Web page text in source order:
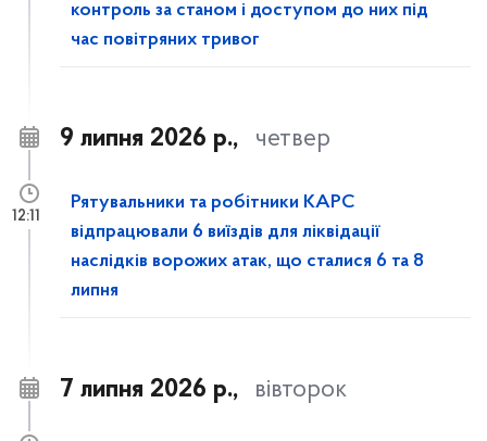
контроль за станом і доступом до них під
час повітряних тривог
9 липня 2026 р., четвер
Рятувальники та робітники КАРС
відпрацювали 6 виїздів для ліквідації
наслідків ворожих атак, що сталися 6 та 8
липня
12:11
7 липня 2026 р., вівторок